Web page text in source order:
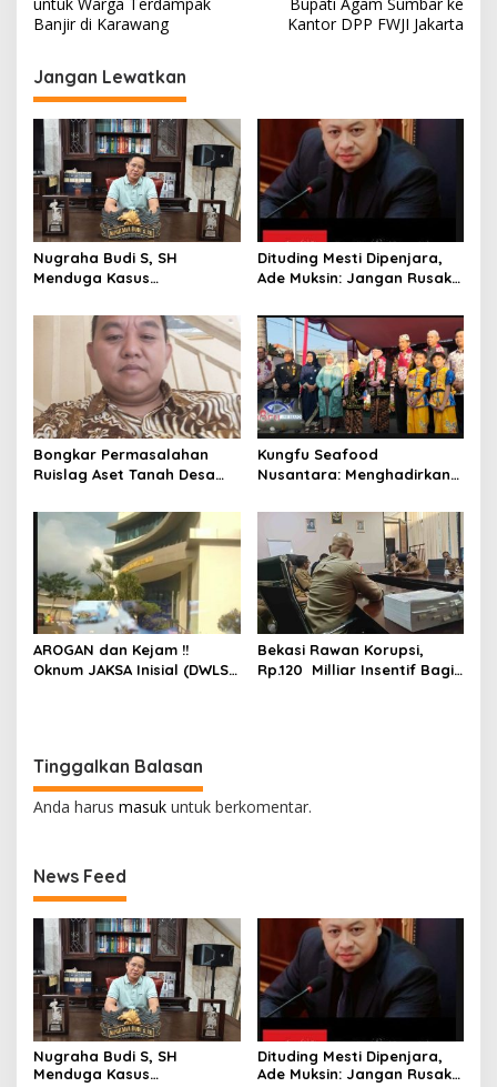
v
g
a
s
i
p
o
s
untuk Warga Terdampak
Banjir di Karawang
Bupati Agam Sumbar ke
Kantor DPP FWJI Jakarta
Jangan Lewatkan
Nugraha Budi S, SH
Menduga Kasus
Penganiayaan Abdul Latif,
Pelaku Dipengaruhi
Narkoba, Tes Urine Mesti
dilakukan Polisi ?
Dituding Mesti Dipenjara,
Ade Muksin: Jangan Rusak
Tanpa Konfirmasi dan
Verifikasi
Bongkar Permasalahan
Ruislag Aset Tanah Desa
Pertanyakan Penggantinya
Kungfu Seafood
Nusantara: Menghadirkan
Indonesia dan Sajikan Cita
Rasa Laut Nusantara di
BEKASi
AROGAN dan Kejam !!
Oknum JAKSA Inisial (DWLS)
Bekasi Rawan Korupsi,
Rp.120 Milliar Insentif Bagi
Tinggalkan Balasan
Anda harus masuk untuk berkomentar.
News Feed
Nugraha Budi S, SH
Menduga Kasus
Dituding Mesti Dipenjara,
Ade Muksin: Jangan Rusak